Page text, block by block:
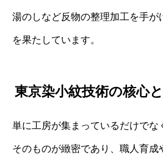
湯のしなど反物の整理加工を手が
を果たしています。
東京染小紋技術の核心
単に工房が集まっているだけでな
そのものが緻密であり、職人育成